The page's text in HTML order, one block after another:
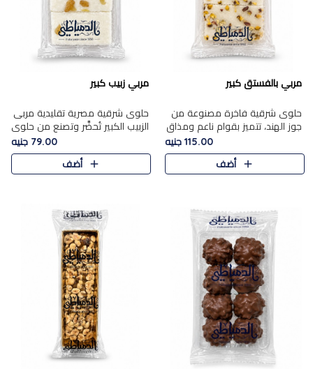
مربي بالفستق كبير
حلوى شرقية فاخرة مصنوعة من
جوز الهند، تتميز بقوام ناعم ومذاق
غني، وتزين بقطع من الفستق
الفاخر التي تضيف عليها قرمشة
115.00 جنيه
أضف
مربي زبيب كبير
حلوى شرقية مصرية تقليدية مربى
الزبيب الكبير تُحضَّر وتصنع من حلوي
جوز الهند باسد بقوام طري ومذاق
غني، وتُزين وتغطا بحبات الزبيب
الذهبي التي ..
79.00 جنيه
أضف